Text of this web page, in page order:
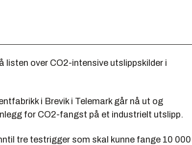
listen over CO2-intensive utslippskilder i
i Brevik i Telemark går nå ut og
for CO2-fangst på et industrielt utslipp.
tre testrigger som skal kunne fange 10 000